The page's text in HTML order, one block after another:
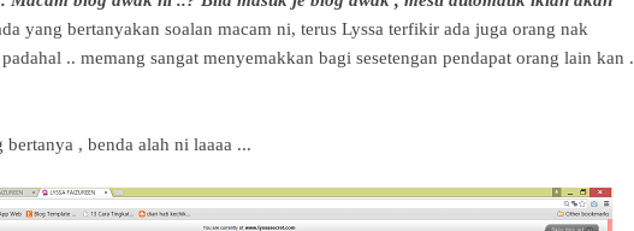
yang bertanyakan soalan macam ni, terus Lyssa terfikir ada juga orang nak
.. memang sangat menyemakkan bagi sesetengan pendapat orang lain kan .
, benda alah ni laaaa ...